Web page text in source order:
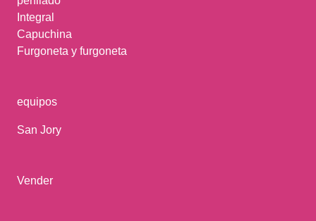
Integral
Capuchina
Furgoneta y furgoneta
equipos
San Jory
Vender